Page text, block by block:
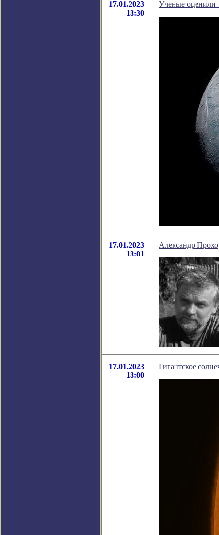
17.01.2023
18:30
Ученые оценили
17.01.2023
18:01
Александр
17.01.2023
18:00
Гигантское